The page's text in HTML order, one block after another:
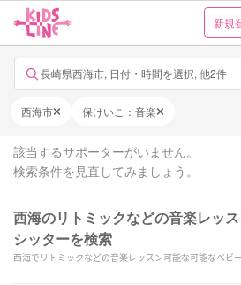
新規
長崎県西海市, 日付・時間を選択, 他2件
西海市 保けいこ：音楽
該当するサポーターがいません。
検索条件を見直してみましょう。
西海のリトミックなどの音楽レッ
シッターを検索
西海でリトミックなどの音楽レッスン可能な可能なベビ
なスキルを持ったサポーターの中から、ご予算や依頼